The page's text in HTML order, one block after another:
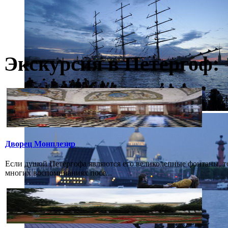
Экскурсия в Петергоф:
Дворец Монплезир
Если душой Петергофа являются его великолепные фонтаны,
многих воспоминаниях посе...